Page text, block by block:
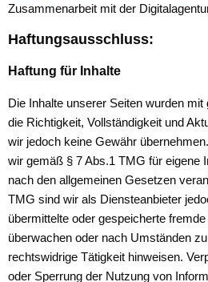
Zusammenarbeit mit der
Haftungsausschluss:
Haftung für Inhalte
Die Inhalte unserer Seiten wurden
die Richtigkeit, Vollständigkeit und
wir jedoch keine Gewähr
wir gemäß § 7 Abs.1 TMG für eigene
nach den allgemeinen Gesetzen
TMG sind wir als Diensteanbieter
übermittelte oder gespeicherte
überwachen oder nach Umständen
rechtswidrige Tätigkeit hinweisen.
oder Sperrung der Nutzung von